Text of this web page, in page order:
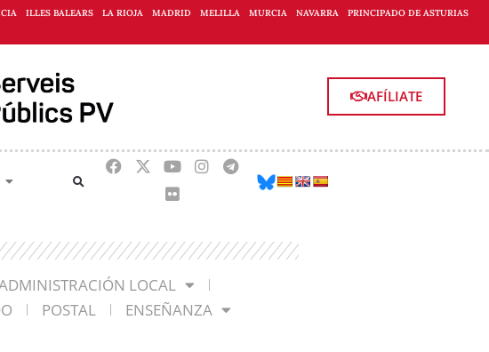
ILLES BALEARS LA RIOJA MADRID MELILLA MURCIA NAVARRA
PRINCIPADO DE ASTURIAS
AFÍLIATE
LOCAL
POSTAL ENSEÑANZA